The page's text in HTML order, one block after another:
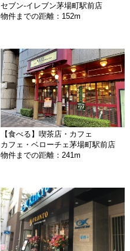
セブン‐イレブン茅場町駅前店
物件までの距離：152m
【食べる】喫茶店・カフェ
カフェ・ベローチェ茅場町駅前店
物件までの距離：241m